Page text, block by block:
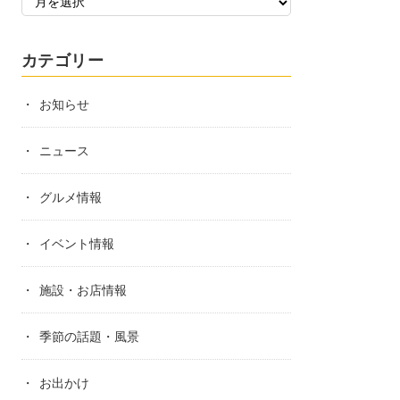
カテゴリー
お知らせ
ニュース
グルメ情報
イベント情報
施設・お店情報
季節の話題・風景
お出かけ